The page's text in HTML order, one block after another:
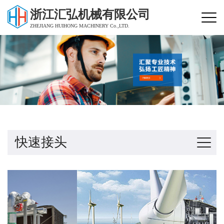
浙江汇弘机械有限公司
ZHEJIANG HUIHONG MACHINERY Co.,LTD.
快速接头